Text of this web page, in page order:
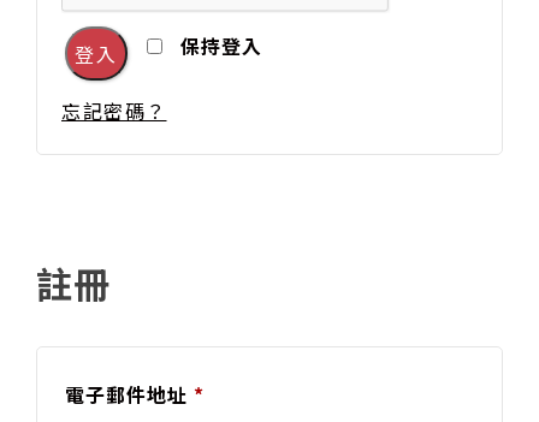
保持登入
登入
忘記密碼？
註冊
電子郵件地址 *